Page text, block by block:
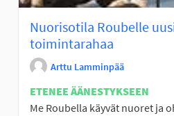
Nuorisotila Roubelle
toimintarahaa
Arttu Lamminpää
ETENEE ÄÄNESTYKSEEN
Me Roubella käyvät nuoret ja